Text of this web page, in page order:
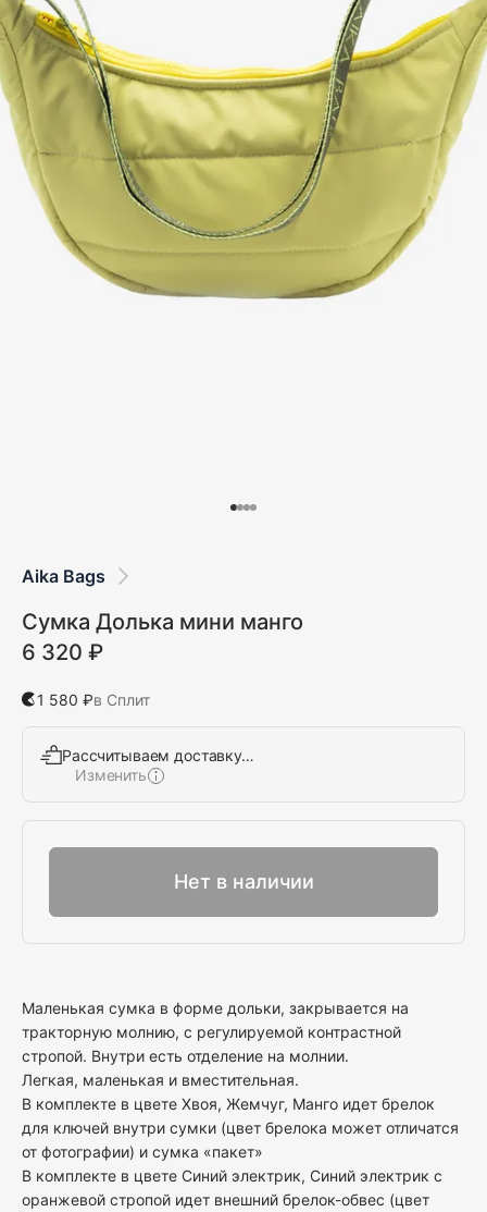
Aika Bags
Сумка Долька мини манго
6 320 ₽
1 580 ₽в Сплит
Рассчитываем доставку…
Изменить
Нет в наличии
Маленькая сумка в форме дольки, закрывается на
тракторную молнию, с регулируемой контрастной
стропой. Внутри есть отделение на молнии.
Легкая, маленькая и вместительная.
В комплекте в цвете Хвоя, Жемчуг, Манго идет брелок
для ключей внутри сумки (цвет брелока может отличатся
от фотографии) и сумка «пакет»
В комплекте в цвете Синий электрик, Синий электрик с
оранжевой стропой идет внешний брелок-обвес (цвет